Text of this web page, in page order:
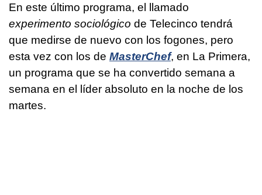
En este último programa, el llamado
experimento sociológico de Telecinco tendrá
que medirse de nuevo con los fogones, pero
esta vez con los de MasterChef, en La Primera,
un programa que se ha convertido semana a
semana en el líder absoluto en la noche de los
martes.